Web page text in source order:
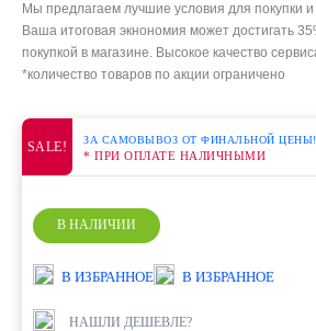
Мы предлагаем лучшие условия для покупки и
Ваша итоговая экнономия может достигать
покупкой в магазине. Высокое качество
*количество товаров по акции ограничено
SALE! ЗА САМОВЫВОЗ ОТ ФИНАЛЬНОЙ ЦЕНЫ!
* ПРИ ОПЛАТЕ НАЛИЧНЫМИ
В НАЛИЧИИ
В ИЗБРАННОЕ В ИЗБРАННОЕ
НАШЛИ ДЕШЕВЛЕ?